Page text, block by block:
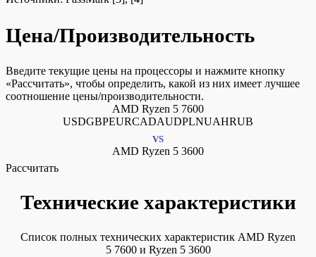
Цена/Производительность
Введите текущие цены на процессоры и нажмите кнопку
«Рассчитать», чтобы определить, какой из них имеет лучшее
соотношение цены/производительности.
AMD Ryzen 5 7600
USDGBPEURCADAUDPLNUAHRUB
VS
AMD Ryzen 5 3600
Рассчитать
Технические характеристики
Список полных технических характеристик AMD Ryzen
5 7600 и Ryzen 5 3600